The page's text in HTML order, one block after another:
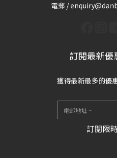
電郵 /
訂閱最新優
獲得最新最多的優
訂閱限